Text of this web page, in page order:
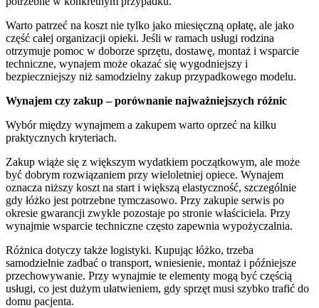
Warto patrzeć na koszt nie tylko jako miesięczną opłatę, ale jako
część całej organizacji opieki. Jeśli w ramach usługi rodzina
otrzymuje pomoc w doborze sprzętu, dostawę, montaż i wsparcie
techniczne, wynajem może okazać się wygodniejszy i
bezpieczniejszy niż samodzielny zakup przypadkowego modelu.
Wynajem czy zakup – porównanie najważniejszych różnic
Wybór między wynajmem a zakupem warto oprzeć na kilku
praktycznych kryteriach.
Zakup wiąże się z większym wydatkiem początkowym, ale może
być dobrym rozwiązaniem przy wieloletniej opiece. Wynajem
oznacza niższy koszt na start i większą elastyczność, szczególnie
gdy łóżko jest potrzebne tymczasowo. Przy zakupie serwis po
okresie gwarancji zwykle pozostaje po stronie właściciela. Przy
wynajmie wsparcie techniczne często zapewnia wypożyczalnia.
Różnica dotyczy także logistyki. Kupując łóżko, trzeba
samodzielnie zadbać o transport, wniesienie, montaż i późniejsze
przechowywanie. Przy wynajmie te elementy mogą być częścią
usługi, co jest dużym ułatwieniem, gdy sprzęt musi szybko trafić do
domu pacjenta.